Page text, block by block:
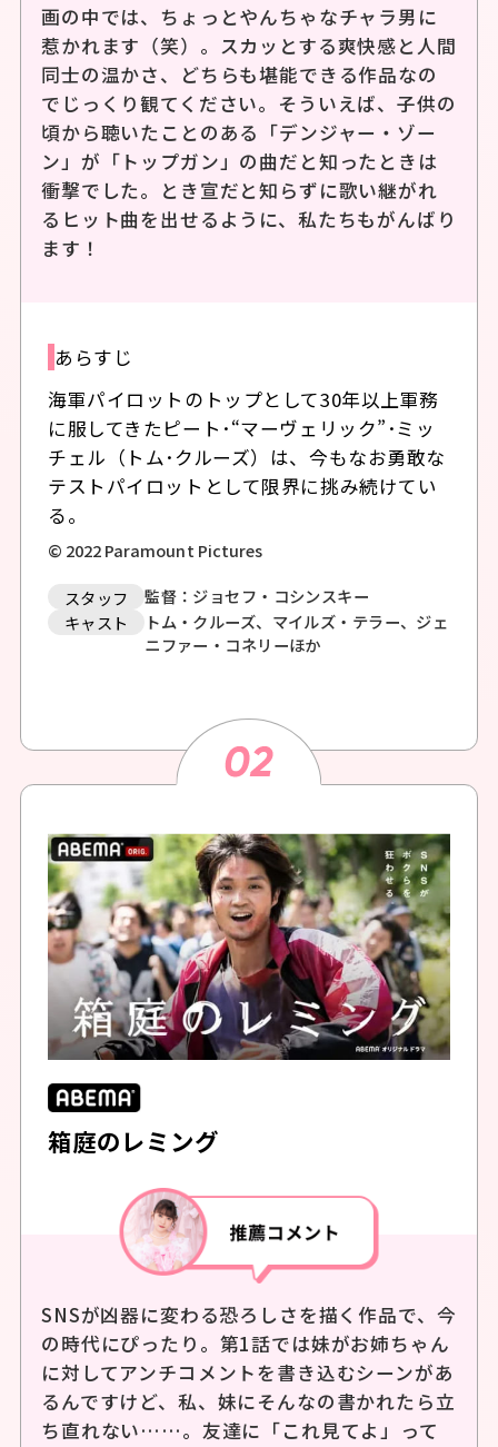
画の中では、ちょっとやんちゃなチャラ男に
惹かれます（笑）。スカッとする爽快感と人間
同士の温かさ、どちらも堪能できる作品なの
でじっくり観てください。そういえば、子供の
頃から聴いたことのある「デンジャー・ゾー
ン」が「トップガン」の曲だと知ったときは
衝撃でした。とき宣だと知らずに歌い継がれ
るヒット曲を出せるように、私たちもがんばり
ます！
あらすじ
海軍パイロットのトップとして30年以上軍務
に服してきたピート･“マーヴェリック”･ミッ
チェル（トム･クルーズ）は、今もなお勇敢な
テストパイロットとして限界に挑み続けてい
る。
© 2022 Paramount Pictures
スタッフ
監督：ジョセフ・コシンスキー
キャスト
トム・クルーズ、マイルズ・テラー、ジェ
ニファー・コネリーほか
箱庭のレミング
SNSが凶器に変わる恐ろしさを描く作品で、今
の時代にぴったり。第1話では妹がお姉ちゃん
に対してアンチコメントを書き込むシーンがあ
るんですけど、私、妹にそんなの書かれたら立
ち直れない……。友達に「これ見てよ」って